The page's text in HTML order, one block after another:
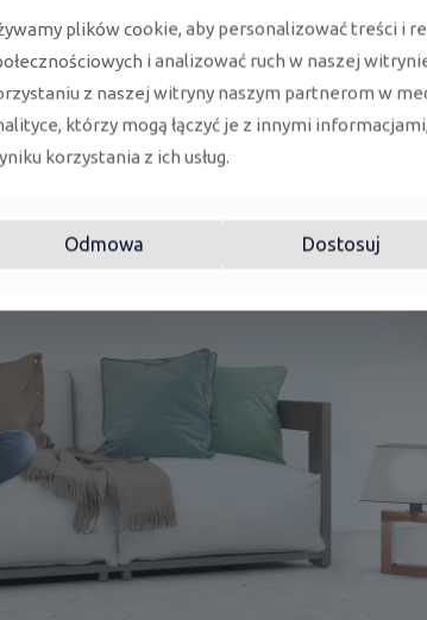
i niskich ścian kolankowych np. na
ekspozycji urządzenia pod sufitem.
plików cookie, aby personalizować treści i
i analizować ruch w naszej
z naszej witryny naszym partnerom w
którzy mogą łączyć je z innymi
korzystania z ich usług.
Odmowa Dostosuj